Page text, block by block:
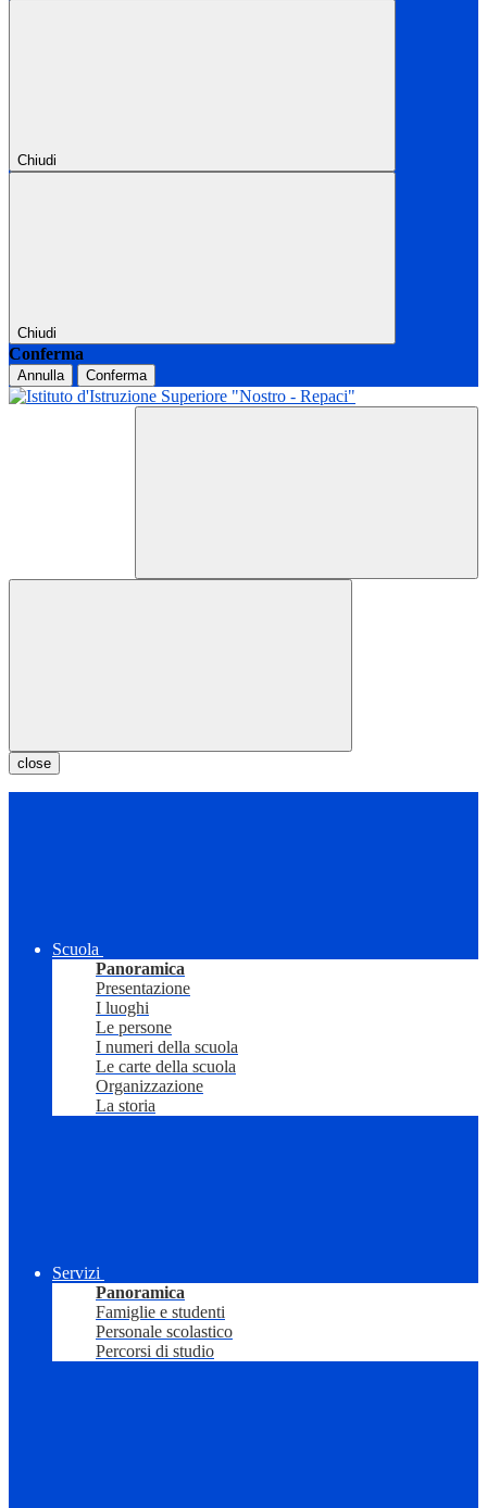
Chiudi
Chiudi
Conferma
Annulla Conferma
close
Scuola
Panoramica
Presentazione
I luoghi
Le persone
I numeri della scuola
Le carte della scuola
Organizzazione
La storia
Servizi
Panoramica
Famiglie e studenti
Personale scolastico
Percorsi di studio